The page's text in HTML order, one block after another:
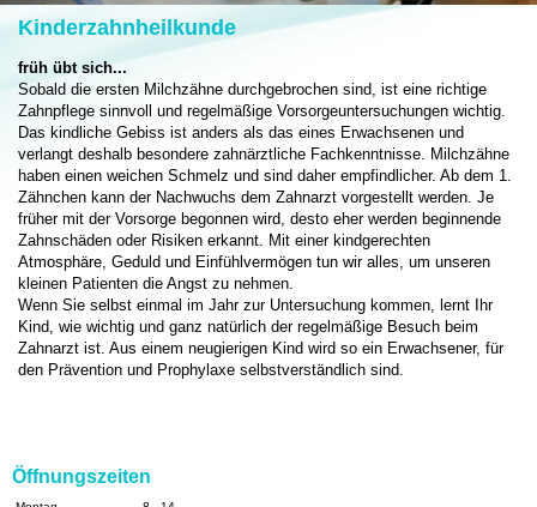
Kinderzahnheilkunde
früh übt sich...
Sobald die ersten Milchzähne durchgebrochen sind, ist eine richtige
Zahnpflege sinnvoll und regelmäßige Vorsorgeuntersuchungen wichtig.
Das kindliche Gebiss ist anders als das eines Erwachsenen und
verlangt deshalb besondere zahnärztliche Fachkenntnisse. Milchzähne
haben einen weichen Schmelz und sind daher empfindlicher. Ab dem 1.
Zähnchen kann der Nachwuchs dem Zahnarzt vorgestellt werden. Je
früher mit der Vorsorge begonnen wird, desto eher werden beginnende
Zahnschäden oder Risiken erkannt. Mit einer kindgerechten
Atmosphäre, Geduld und Einfühlvermögen tun wir alles, um unseren
kleinen Patienten die Angst zu nehmen.
Wenn Sie selbst einmal im Jahr zur Untersuchung kommen, lernt Ihr
Kind, wie wichtig und ganz natürlich der regelmäßige Besuch beim
Zahnarzt ist. Aus einem neugierigen Kind wird so ein Erwachsener, für
den Prävention und Prophylaxe selbstverständlich sind.
Öffnungszeiten